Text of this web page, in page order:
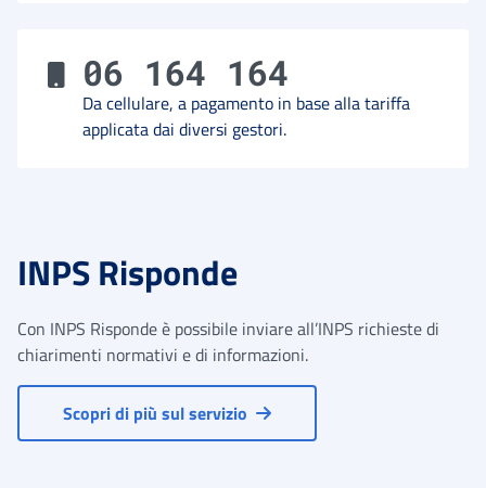
06 164 164
Da cellulare, a pagamento in base alla tariffa
applicata dai diversi gestori.
INPS Risponde
Con INPS Risponde è possibile inviare all’INPS richieste di
chiarimenti normativi e di informazioni.
Scopri di più sul servizio